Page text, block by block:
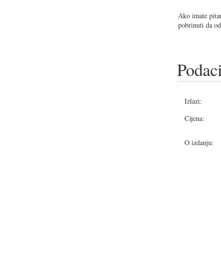
Ako imate
pobrinuti da
Izlazi:
Cijena:
O izdanju: